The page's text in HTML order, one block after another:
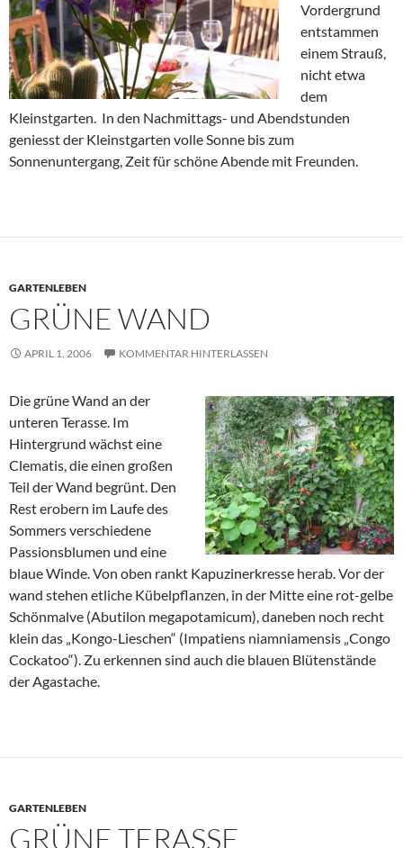
Vordergrund
entstammen
einem Strauß,
nicht etwa
dem
Kleinstgarten. In den Nachmittags- und Abendstunden
geniesst der Kleinstgarten volle Sonne bis zum
Sonnenuntergang, Zeit für schöne Abende mit Freunden.
GARTENLEBEN
GRÜNE WAND
APRIL 1, 2006 KOMMENTAR HINTERLASSEN
Die grüne Wand an der
unteren Terasse. Im
Hintergrund wächst eine
Clematis, die einen großen
Teil der Wand begrünt. Den
Rest erobern im Laufe des
Sommers verschiedene
Passionsblumen und eine
blaue Winde. Von oben rankt Kapuzinerkresse herab. Vor der
wand stehen etliche Kübelpflanzen, in der Mitte eine rot-gelbe
Schönmalve (Abutilon megapotamicum), daneben noch recht
klein das „Kongo-Lieschen“ (Impatiens niamniamensis „Congo
Cockatoo“). Zu erkennen sind auch die blauen Blütenstände
der Agastache.
GARTENLEBEN
GRÜNE TERASSE